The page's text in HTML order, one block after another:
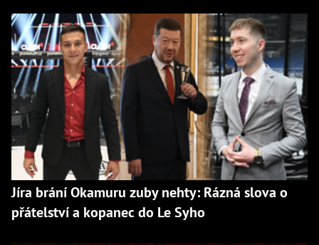
Jíra brání Okamuru zuby nehty: Rázná slova o
přátelství a kopanec do Le Syho